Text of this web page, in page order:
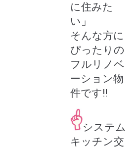
に住みた
い」
そんな方に
ぴったりの
フルリノベ
ーション物
件です‼
システム
キッチン交